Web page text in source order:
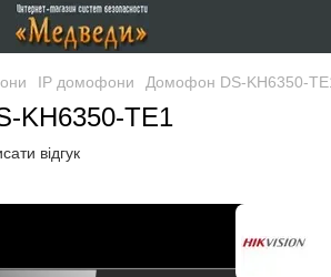
IP домофони Домофон DS-KH6350-
KH6350-TE1
відгук